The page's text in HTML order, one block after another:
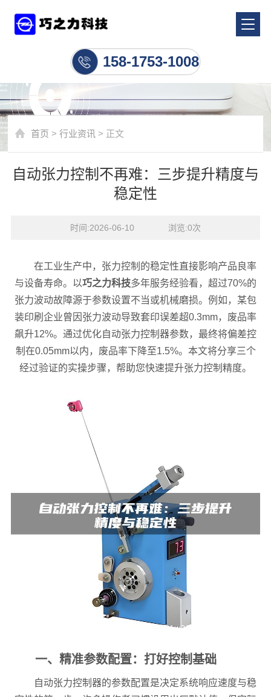
158-1753-1008
首页 >行业资讯 > 正文
自动张力控制不再难：三步提升精度与
稳定性
时间:2026-06-10    浏览:0次
在工业生产中，张力控制的稳定性直接影响产品良率
与设备寿命。以巧之力科技多年服务经验看，超过70%的
张力波动故障源于参数设置不当或机械磨损。例如，某包
装印刷企业曾因张力波动导致套印误差超0.3mm，废品率
飙升12%。通过优化自动张力控制器参数，最终将偏差控
制在0.05mm以内，废品率下降至1.5%。本文将分享三个
经过验证的实操步骤，帮助您快速提升张力控制精度。
一、精准参数配置：打好控制基础
自动张力控制器的参数配置是决定系统响应速度与稳